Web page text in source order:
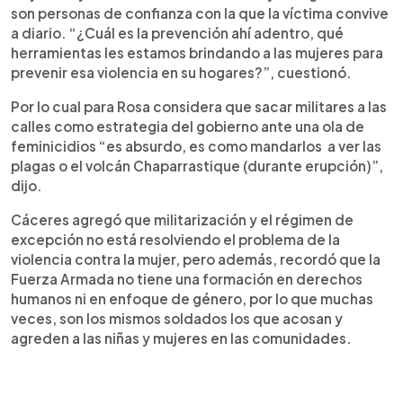
son personas de confianza con la que la víctima convive
a diario. “¿Cuál es la prevención ahí adentro, qué
herramientas les estamos brindando a las mujeres para
prevenir esa violencia en su hogares?”, cuestionó.
Por lo cual para Rosa considera que sacar militares a las
calles como estrategia del gobierno ante una ola de
feminicidios “es absurdo, es como mandarlos a ver las
plagas o el volcán Chaparrastique (durante erupción)”,
dijo.
Cáceres agregó que militarización y el régimen de
excepción no está resolviendo el problema de la
violencia contra la mujer, pero además, recordó que la
Fuerza Armada no tiene una formación en derechos
humanos ni en enfoque de género, por lo que muchas
veces, son los mismos soldados los que acosan y
agreden a las niñas y mujeres en las comunidades.